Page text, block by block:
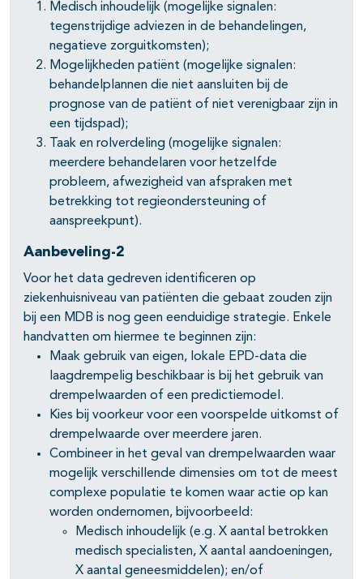
Medisch inhoudelijk (mogelijke signalen:
tegenstrijdige adviezen in de behandelingen,
negatieve zorguitkomsten);
Mogelijkheden patiënt (mogelijke signalen:
behandelplannen die niet aansluiten bij de
prognose van de patiënt of niet verenigbaar zijn in
een tijdspad);
Taak en rolverdeling (mogelijke signalen:
meerdere behandelaren voor hetzelfde
probleem, afwezigheid van afspraken met
betrekking tot regieondersteuning of
aanspreekpunt).
Aanbeveling-2
Voor het data gedreven identificeren op
ziekenhuisniveau van patiënten die gebaat zouden zijn
bij een MDB is nog geen eenduidige strategie. Enkele
handvatten om hiermee te beginnen zijn:
Maak gebruik van eigen, lokale EPD-data die
laagdrempelig beschikbaar is bij het gebruik van
drempelwaarden of een predictiemodel.
Kies bij voorkeur voor een voorspelde uitkomst of
drempelwaarde over meerdere jaren.
Combineer in het geval van drempelwaarden waar
mogelijk verschillende dimensies om tot de meest
complexe populatie te komen waar actie op kan
worden ondernomen, bijvoorbeeld:
Medisch inhoudelijk (e.g. X aantal betrokken
medisch specialisten, X aantal aandoeningen,
X aantal geneesmiddelen); en/of